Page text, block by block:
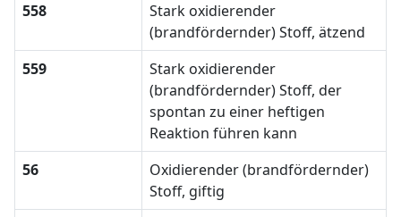
558
Stark oxidierender
(brandfördernder) Stoff, ätzend
559
Stark oxidierender
(brandfördernder) Stoff, der
spontan zu einer heftigen
Reaktion führen kann
56
Oxidierender (brandfördernder)
Stoff, giftig